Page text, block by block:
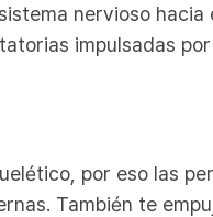
nervioso hacia
impulsadas
por eso las
También te